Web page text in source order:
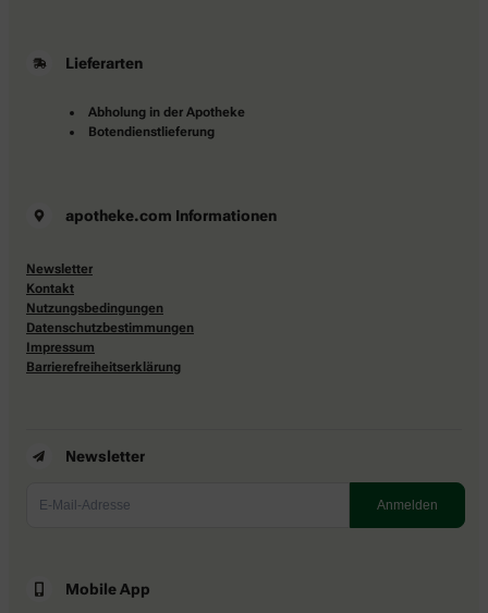
Lieferarten
Abholung in der Apotheke
Botendienstlieferung
apotheke.com Informationen
Newsletter
Kontakt
Nutzungsbedingungen
Datenschutzbestimmungen
Impressum
Barrierefreiheitserklärung
Newsletter
Mobile App